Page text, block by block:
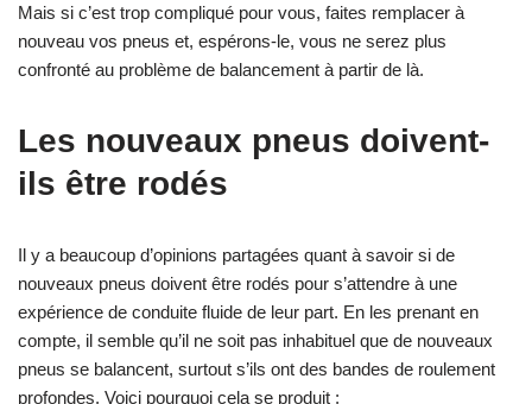
Mais si c’est trop compliqué pour vous, faites remplacer à
nouveau vos pneus et, espérons-le, vous ne serez plus
confronté au problème de balancement à partir de là.
Les nouveaux pneus doivent-
ils être rodés
Il y a beaucoup d’opinions partagées quant à savoir si de
nouveaux pneus doivent être rodés pour s’attendre à une
expérience de conduite fluide de leur part. En les prenant en
compte, il semble qu’il ne soit pas inhabituel que de nouveaux
pneus se balancent, surtout s’ils ont des bandes de roulement
profondes. Voici pourquoi cela se produit :